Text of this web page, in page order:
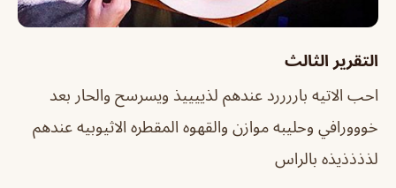
التقرير الثالث
احب الاتيه باررررد عندهم لذييييذ ويسرسح والحار بعد
خووورافي وحليبه موازن والقهوه المقطره الاثيوبيه عندهم
لذذذذيذه بالراس